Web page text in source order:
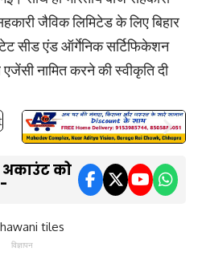
जैविक लिमिटेड के लिए बिहार
सीड एंड ऑर्गेनिक सर्टिफिकेशन
नामित करने की स्वीकृति दी
अकाउंट को
विज्ञापन